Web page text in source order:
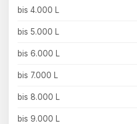
bis 4.000 L
bis 5.000 L
bis 6.000 L
bis 7.000 L
bis 8.000 L
bis 9.000 L